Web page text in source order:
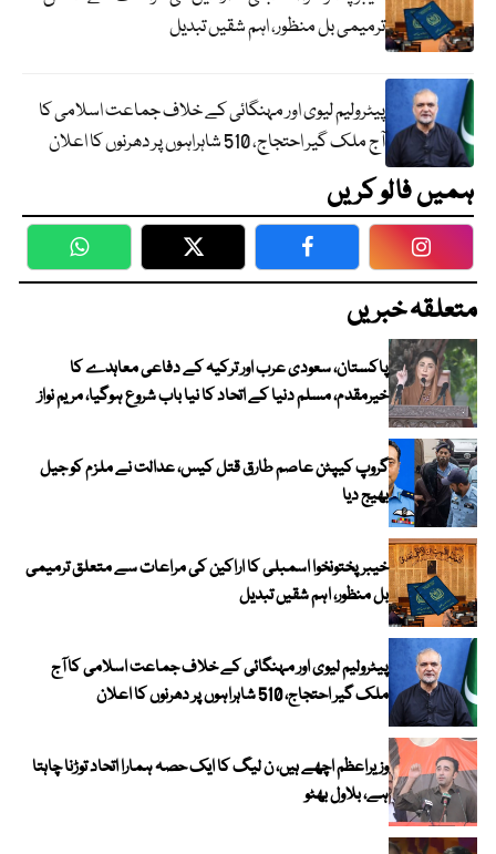
ترمیمی بل منظور، اہم شقیں تبدیل
پیٹرولیم لیوی اور مہنگائی کے خلاف جماعت اسلامی کا
آج ملک گیر احتجاج، 510 شاہراہوں پر دھرنوں کا اعلان
ہمیں فالو کریں
WhatsApp Twitter Facebook
متعلقہ خبریں
پاکستان، سعودی عرب اور ترکیہ کے دفاعی معاہدے کا
خیرمقدم، مسلم دنیا کے اتحاد کا نیا باب شروع ہوگیا، مریم نواز
گروپ کیپٹن عاصم طارق قتل کیس، عدالت نے ملزم کو جیل
بھیج دیا
خیبرپختونخوا اسمبلی کا اراکین کی مراعات سے متعلق ترمیمی
بل منظور، اہم شقیں تبدیل
پیٹرولیم لیوی اور مہنگائی کے خلاف جماعت اسلامی کا آج
ملک گیر احتجاج، 510 شاہراہوں پر دھرنوں کا اعلان
وزیراعظم اچھے ہیں، ن لیگ کا ایک حصہ ہمارا اتحاد توڑنا چاہتا
ہے، بلاول بھٹو